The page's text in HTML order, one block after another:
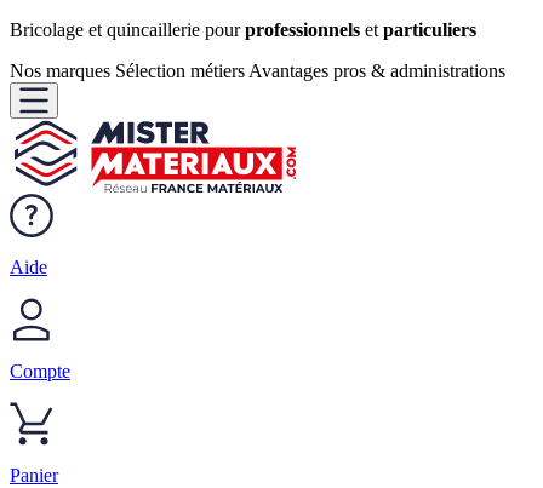
Bricolage et quincaillerie pourprofessionnels et particuliers
Nos marques Sélection métiers Avantages pros & administrations
Aide
Compte
Panier